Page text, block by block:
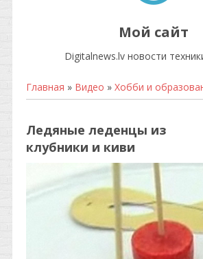
Мой сайт
Digitalnews.lv новости
Главная » Видео » Хобби и
Ледяные леденцы из
клубники и киви